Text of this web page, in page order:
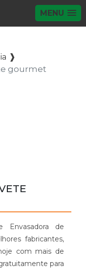
MENU
❱
gourmet
Envasadora de
fabricantes,
com mais de
para